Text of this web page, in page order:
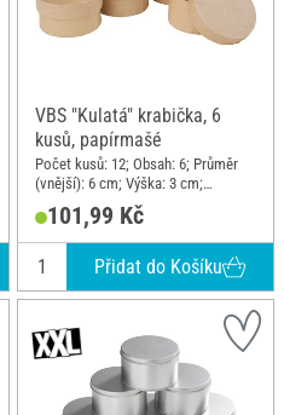
VBS "Kulatá" krabička, 6
kusů, papírmašé
Počet kusů: 12; Obsah: 6; Průměr
(vnější): 6 cm; Výška: 3 cm;
Materiál: Papírová hmota
101,99 Kč
Přidat do Košíku